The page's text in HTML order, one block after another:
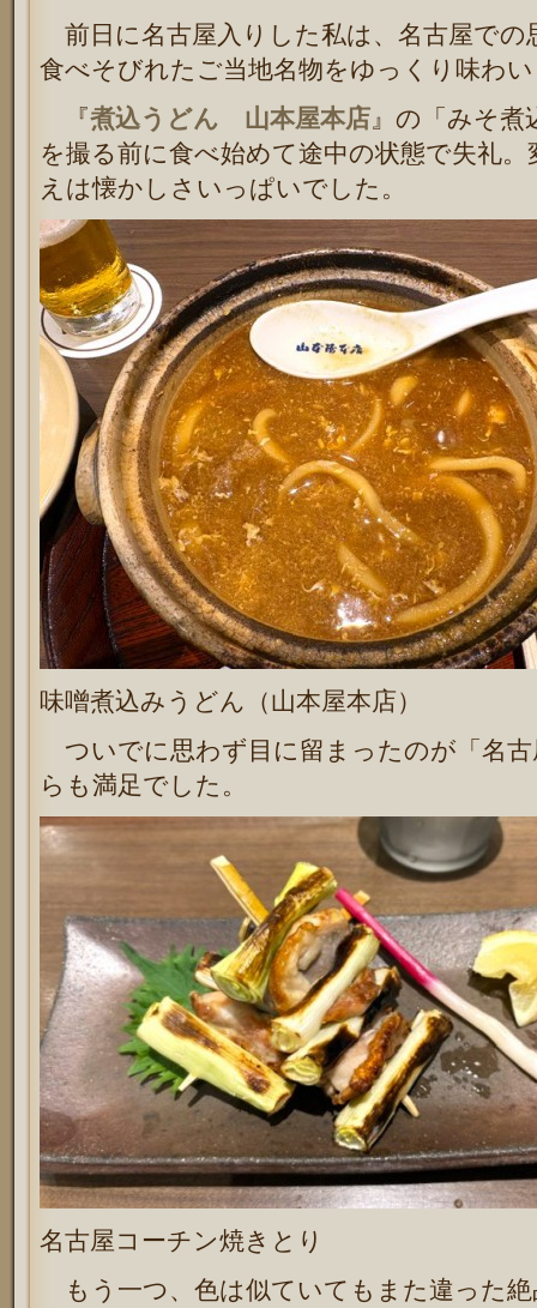
前日に名古屋入りした私は、名古屋での
食べそびれたご当地名物をゆっくり味わ
『煮込うどん 山本屋本店 』の「みそ
を撮る前に食べ始めて途中の状態で失礼
えは懐かしさいっぱいでした。
味噌煮込みうどん（山本屋本店）
ついでに思わず目に留まったのが「名
らも満足でした。
名古屋コーチン焼きとり
もう一つ、色は似ていてもまた違った絶